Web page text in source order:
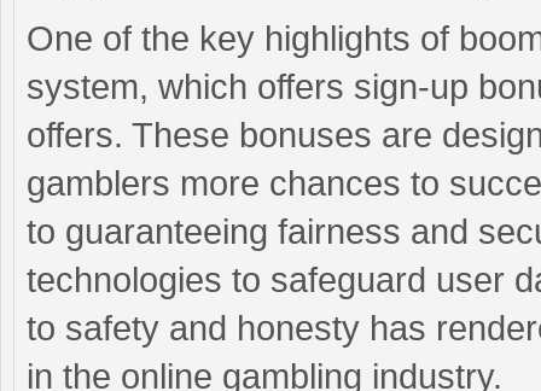
One of the key highlights of
system, which offers sign-up
offers. These bonuses are
gamblers more chances to
to guaranteeing fairness and
technologies to safeguard user
to safety and honesty has
in the online gambling industry.